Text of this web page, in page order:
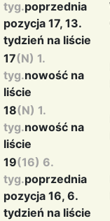
tyg.poprzednia
pozycja 17, 13.
tydzień na liście
17(N) 1.
tyg.nowość na
liście
18(N) 1.
tyg.nowość na
liście
19(16) 6.
tyg.poprzednia
pozycja 16, 6.
tydzień na liście